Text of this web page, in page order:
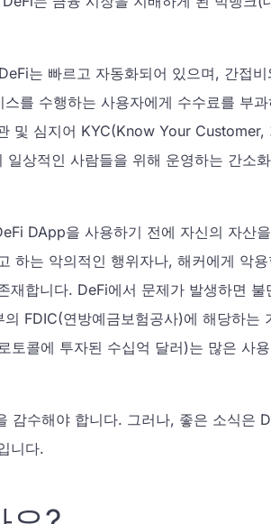
는 빠르고 자동화되어 있으며, 간접
를 수행하는 사용자에게 수수료를 부
및 심지어 KYC(Know Your Customer,
상적인 사람들을 위해 운영하는 간소
DApp을 사용하기 전에 자신의 자산
하는 악의적인 행위자나, 해커에게 악
합니다. DeFi에서 문제가 발생하면 불
FDIC(연방예금보험공사)에 해당하는
콜에 투자된 수십억 달러)는 많은 사
감수해야 합니다. 그러나, 좋은 소식은
니다.